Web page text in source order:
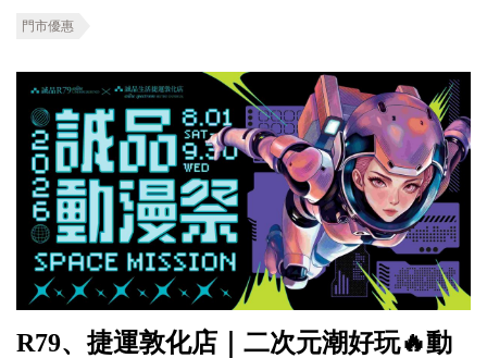
門市優惠
R79、捷運敦化店｜二次元潮好玩🔥動